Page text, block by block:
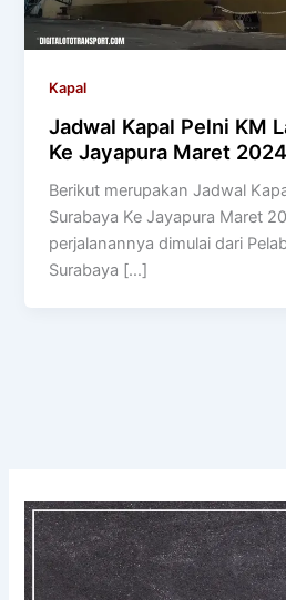
Kapal
Jadwal Kapal Pelni KM
Ke Jayapura Maret 2024
Berikut merupakan Jadwal
Surabaya Ke Jayapura Maret
perjalanannya dimulai dari
Surabaya […]